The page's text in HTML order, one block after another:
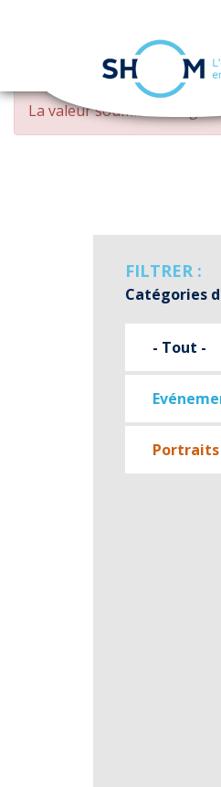
Aller
contenu
MESSAGE
D'ERREUR
La valeur soumise changed
FILTRER :
Catégories
- Tout -
Portraits